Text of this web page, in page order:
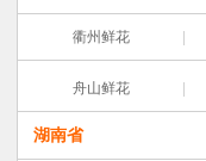
衢州鲜花
舟山鲜花
湖南省